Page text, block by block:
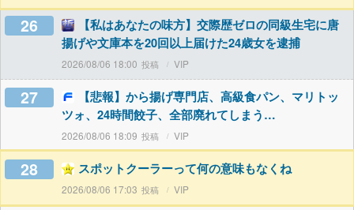
26
【私はあなたの味方】交際歴ゼロの同級生宅に唐
揚げや文庫本を20回以上届けた24歳女を逮捕
2026/08/06 18:00 VIP
27
【悲報】から揚げ専門店、高級食パン、マリトッ
ツォ、24時間餃子、全部廃れてしまう…
2026/08/06 18:09 VIP
28 スポットクーラーって何の意味もなくね
2026/08/06 17:03 VIP